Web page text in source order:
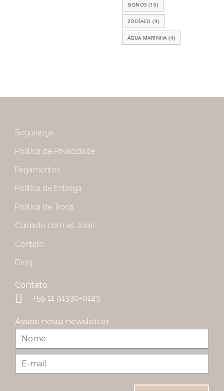
SIGNOS (10)
ZODÍACO (9)
ÁGUA MARINHA (4)
Segurança
Política de Privacidade
Pagamentos
Política de Entrega
Política de Troca
Cuidado com as Joias
Contato
Blog
Contato
+55 11 91330-0123
Assine nossa newsletter